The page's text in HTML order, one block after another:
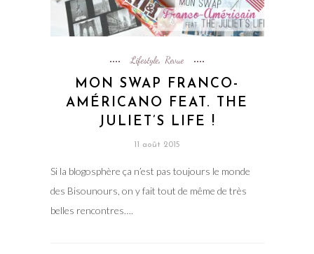
Lifestyle, Revue
MON SWAP FRANCO-
AMÉRICANO FEAT. THE
JULIET’S LIFE !
11 août 2015
Si la blogosphère ça n’est pas toujours le monde
des Bisounours, on y fait tout de même de très
belles rencontres….